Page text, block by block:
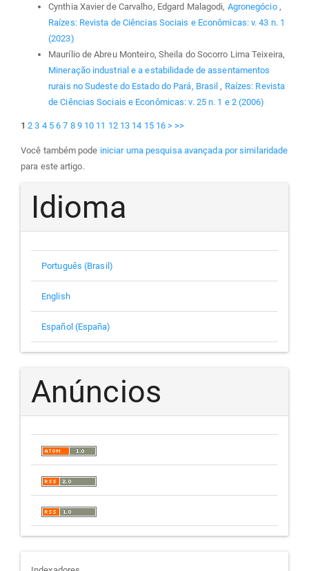
Cynthia Xavier de Carvalho, Edgard Malagodi, Agronegócio ,
Raízes: Revista de Ciências Sociais e Econômicas: v. 43 n. 1
(2023)
Maurílio de Abreu Monteiro, Sheila do Socorro Lima Teixeira,
Mineração industrial e a estabilidade de assentamentos
rurais no Sudeste do Estado do Pará, Brasil , Raízes: Revista
de Ciências Sociais e Econômicas: v. 25 n. 1 e 2 (2006)
1 2 3 4 5 6 7 8 9 10 11 12 13 14 15 16 > >>
Você também pode iniciar uma pesquisa avançada por similaridade
para este artigo.
Idioma
Português (Brasil)
English
Español (España)
Anúncios